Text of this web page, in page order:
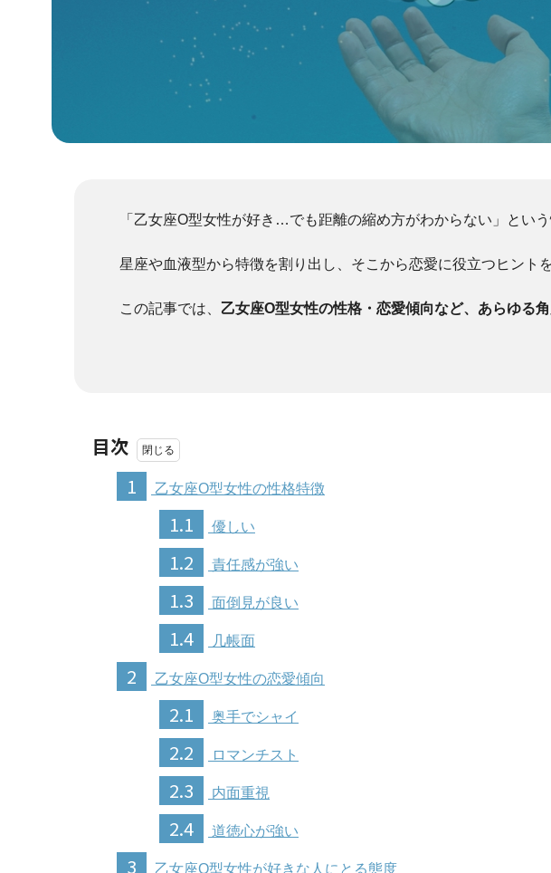
「乙女座O型女性が好き…でも距離の縮め方がわからない」とい
星座や血液型から特徴を割り出し、そこから恋愛に役立つヒント
この記事では、 乙女座O型女性の性格・恋愛傾向など、あらゆる
目次
1
乙女座O型女性の性格特徴
1.1 優しい
1.2 責任感が強い
1.3 面倒見が良い
1.4 几帳面
2 乙女座O型女性の恋愛傾向
2.1 奥手でシャイ
2.2 ロマンチスト
2.3 内面重視
2.4 道徳心が強い
3 乙女座O型女性が好きな人にとる態度